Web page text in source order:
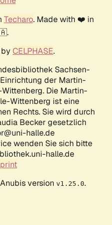
Techaro. Made with ❤️ in
CELPHASE.
Sachsen-
der Martin-
Die Martin-
Wittenberg ist eine
Rechts. Sie wird durch
Becker gesetzlich
halle.de
wenden Sie sich bitte
halle.de
version v1.25.0.